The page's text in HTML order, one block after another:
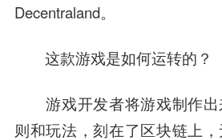
Decentraland。
这款游戏是如何运转的？
游戏开发者将游戏制作出
则和玩法，刻在了区块链上